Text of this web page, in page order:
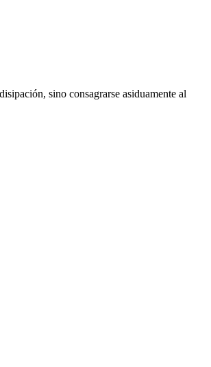
sino consagrarse asiduamente al